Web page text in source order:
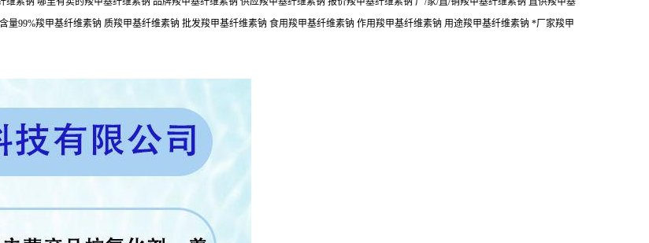
99%羧甲基纤维素钠 质羧甲基纤维素钠 批发羧甲基纤维素钠 食用羧甲基纤维素钠 作用羧甲基纤维素钠 用途羧甲基纤维素钠 *厂家羧甲